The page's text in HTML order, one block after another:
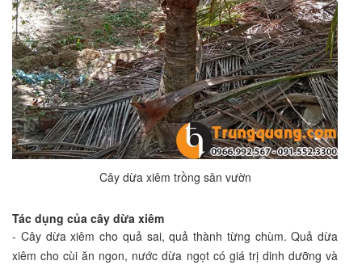
Cây dừa xiêm trồng sân vườn
Tác dụng của cây dừa xiêm
- Cây dừa xiêm cho quả sai, quả thành từng chùm. Quả dừa
xiêm cho cùi ăn ngon, nước dừa ngọt có giá trị dinh dưỡng và